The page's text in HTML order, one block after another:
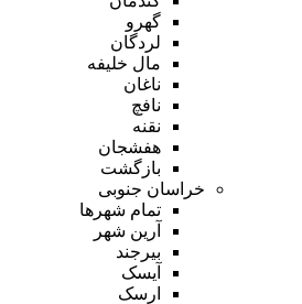
گهرو
لردگان
مال خلیفه
ناغان
نافچ
نقنه
هفشجان
بازگشت
خراسان جنوبی
تمام شهر‌ها
آرین شهر
بیرجند
آیسک
ارسک